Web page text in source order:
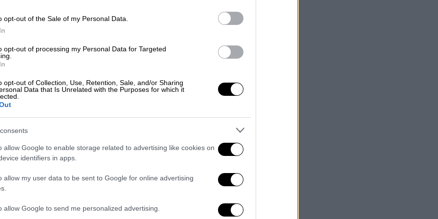
opt-out of the Sale of my Personal Data.
opt-out of processing my Personal Data for Targeted
opt-out of Collection, Use, Retention, Sale, and/or Sharing
Data that Is Unrelated with the Purposes for which it
allow Google to enable storage related to advertising like cookies on
identifiers in apps.
allow my user data to be sent to Google for online advertising
allow Google to send me personalized advertising.
Κόσμος | 22.02.2026 16:54
κάνετε», φώναζε κατά τη
«Είναι απίστευτο που επέλεξε να
χρησιμοποιήσει το όνομα της
εαυτό του», τόνισε πηγή κοντά στο
βασιλικό περιβάλλον
Νέες βαριές καταγγελίες: Ο
της RAF για να συναντά τον